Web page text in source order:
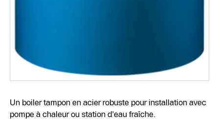
Un boiler tampon en acier robuste pour installation avec
pompe à chaleur ou station d'eau fraîche.